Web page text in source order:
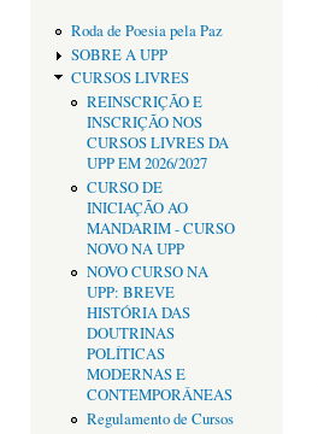
Roda de Poesia pela Paz
SOBRE A UPP
CURSOS LIVRES
REINSCRIÇÃO E
INSCRIÇÃO NOS
CURSOS LIVRES DA
UPP EM 2026/2027
CURSO DE
INICIAÇÃO AO
MANDARIM - CURSO
NOVO NA UPP
NOVO CURSO NA
UPP: BREVE
HISTÓRIA DAS
DOUTRINAS
POLÍTICAS
MODERNAS E
CONTEMPORÂNEAS
Regulamento de Cursos